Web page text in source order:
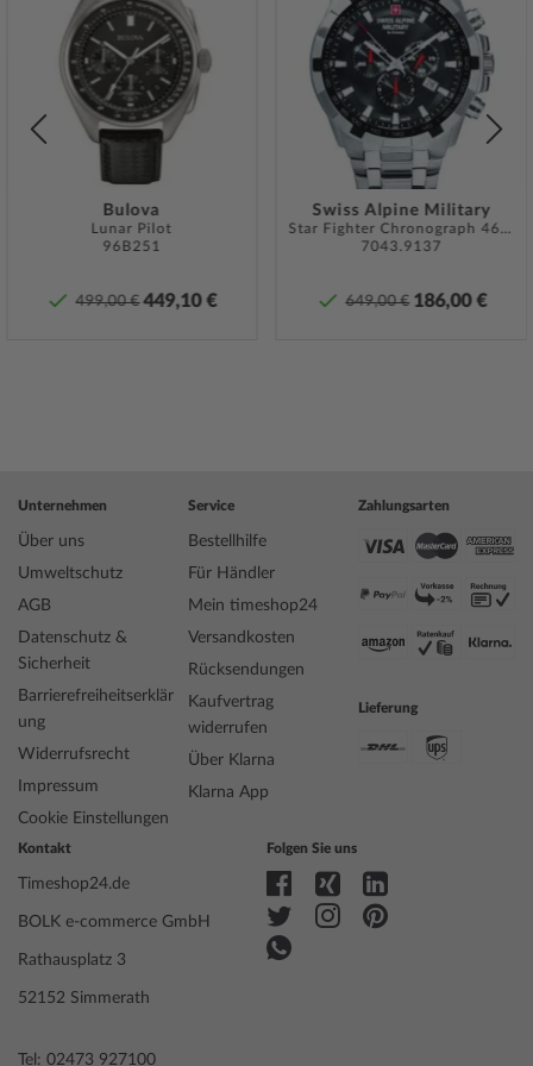
Garantiegebers finden Sie bei Lieferung der
Ware in der Produktdokumentation.
Artikel-Gewicht
1.9
Sicherheits- und Produktressourcen »
Bulova
Lunar Pilot
96B251
499,00 € 449,10 €
Swiss Alpine Military
7043.9137
649,00 € 186,00 €
Zur
Unternehmen
Über uns
Umweltschutz
AGB
Datenschutz &
Sicherheit
Barrierefreiheitserklär
ung
Widerrufsrecht
Impressum
Cookie Einstellungen
Service
Bestellhilfe
Für Händler
Mein timeshop24
Versandkosten
Rücksendungen
Kaufvertrag
widerrufen
Über Klarna
Klarna App
Zahlungsarten
Lieferung
Kontakt
Timeshop24.de
BOLK e-commerce GmbH
Rathausplatz 3
52152 Simmerath
Tel: 02473 927100
Folgen Sie uns